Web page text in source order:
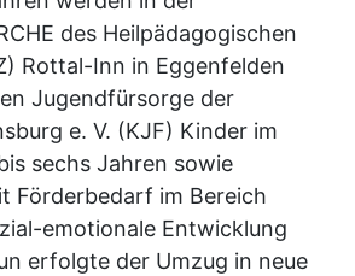
des Heilpädagogischen
Rottal-Inn in Eggenfelden
Jugendfürsorge der
e. V. (KJF) Kinder im
sechs Jahren sowie
Förderbedarf im Bereich
emotionale Entwicklung
erfolgte der Umzug in neue